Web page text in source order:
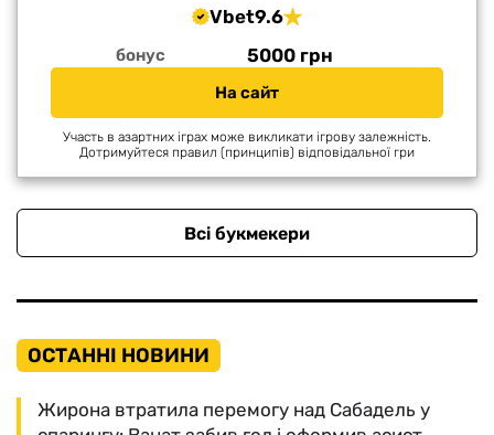
Vbet9.6
бонус 5000 грн
На сайт
Участь в азартних іграх може викликати ігрову залежність.
Дотримуйтеся правил (принципів) відповідальної гри
Всі букмекери
ОСТАННІ НОВИНИ
Жирона втратила перемогу над Сабадель у